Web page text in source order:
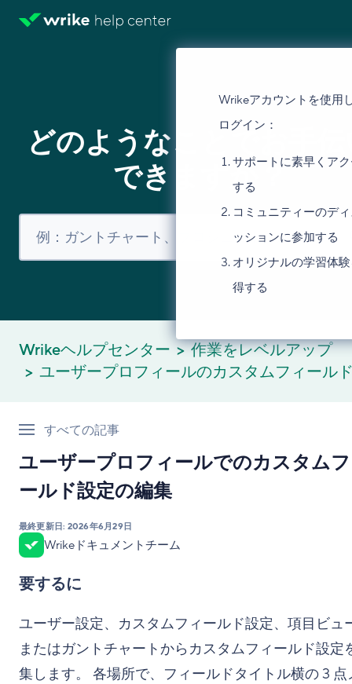
Wrikeアカウントを使用
ログイン：
サポートに素早くア
する
コミュニティーのデ
ッションに参加する
オリジナルの学習体
得する
どのようなことでお手
できますか？
Wrikeヘルプセンター
作業をレベルアップ
ユーザープロフィールのカスタムフィール
すべての記事
ユーザープロフィールでのカスタム
ールド設定の編集
最終更新日: 2026年6月29日
Wrikeドキュメントチーム
要するに
ユーザー設定、カスタムフィールド設定、項目ビュ
またはガントチャートからカスタムフィールド設定
集します。 各場所で、フィールドタイトル横の 3 点